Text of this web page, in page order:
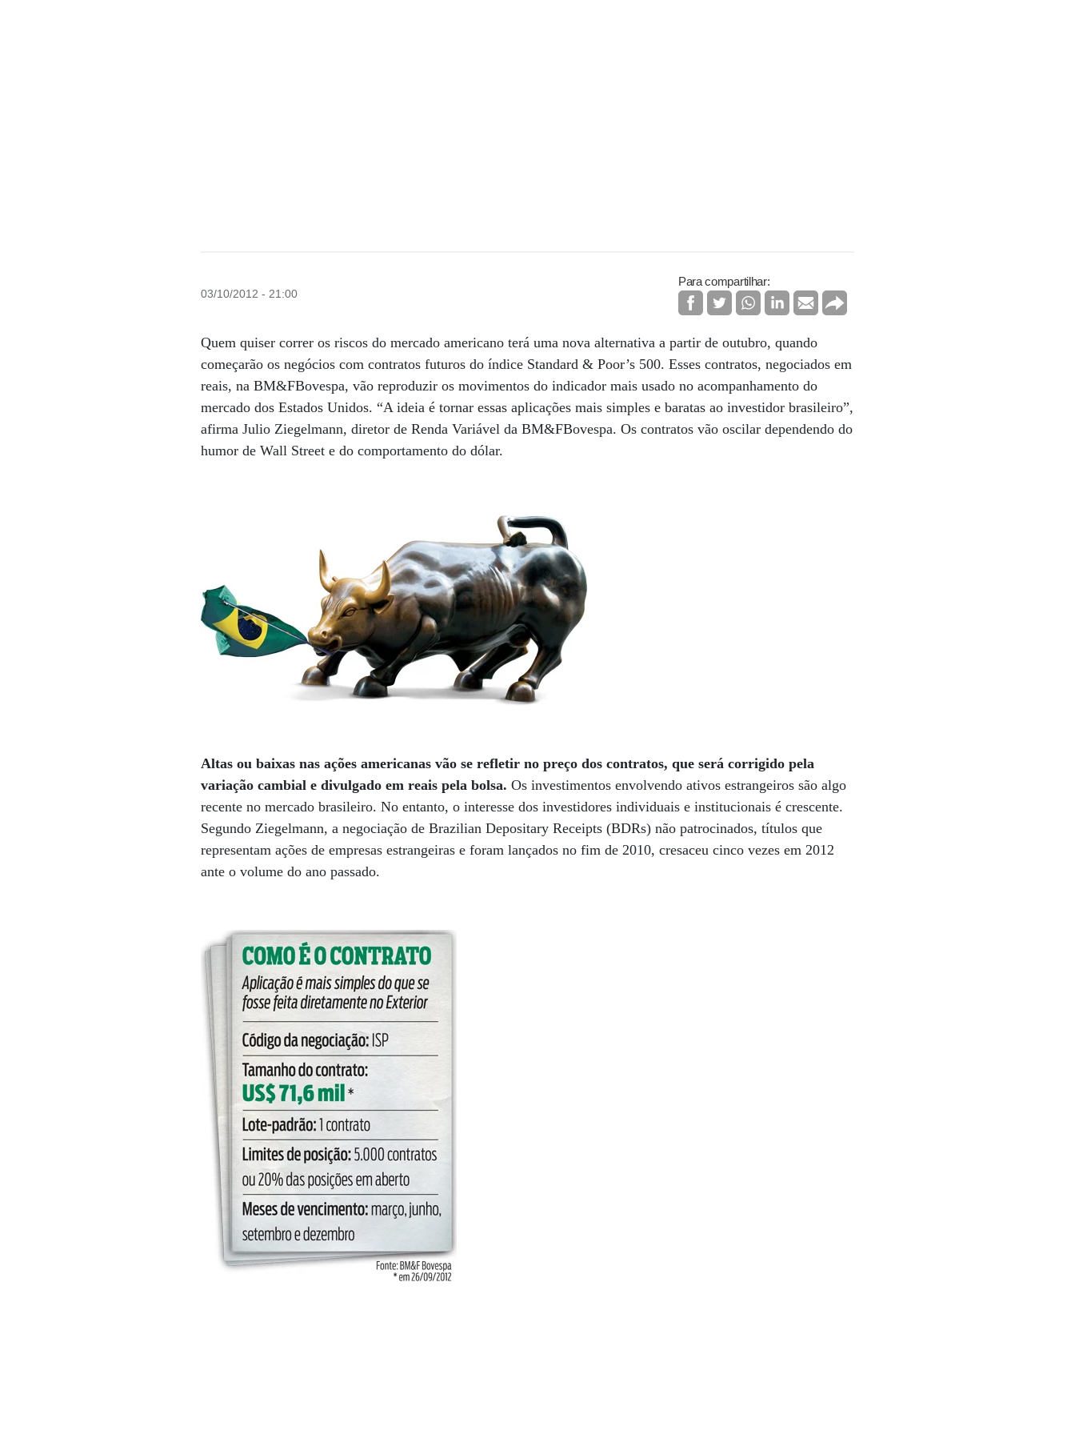
03/10/2012 - 21:00
Para compartilhar:
Quem quiser correr os riscos do mercado americano terá uma nova alternativa a partir de outubro, quando
começarão os negócios com contratos futuros do índice Standard & Poor’s 500. Esses contratos, negociados em
reais, na BM&FBovespa, vão reproduzir os movimentos do indicador mais usado no acompanhamento do
mercado dos Estados Unidos. “A ideia é tornar essas aplicações mais simples e baratas ao investidor brasileiro”,
afirma Julio Ziegelmann, diretor de Renda Variável da BM&FBovespa. Os contratos vão oscilar dependendo do
humor de Wall Street e do comportamento do dólar.
Altas ou baixas nas ações americanas vão se refletir no preço dos contratos, que será corrigido pela
variação cambial e divulgado em reais pela bolsa.Os investimentos envolvendo ativos estrangeiros são algo
recente no mercado brasileiro. No entanto, o interesse dos investidores individuais e institucionais é crescente.
Segundo Ziegelmann, a negociação de Brazilian Depositary Receipts (BDRs) não patrocinados, títulos que
representam ações de empresas estrangeiras e foram lançados no fim de 2010, cresaceu cinco vezes em 2012
ante o volume do ano passado.